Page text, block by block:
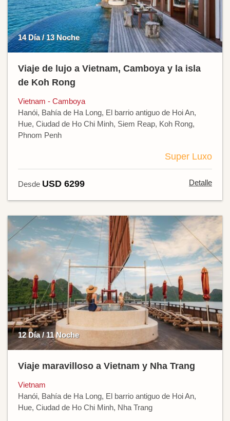
14 Día / 13 Noche
Viaje de lujo a Vietnam, Camboya y la isla
de Koh Rong
Vietnam - Camboya
Hanói, Bahía de Ha Long, El barrio antiguo de Hoi An,
Hue, Ciudad de Ho Chi Minh, Siem Reap, Koh Rong,
Phnom Penh
Super Luxo
Desde USD 6299 Detalle
12 Día / 11 Noche
Viaje maravilloso a Vietnam y Nha Trang
Vietnam
Hanói, Bahía de Ha Long, El barrio antiguo de Hoi An,
Hue, Ciudad de Ho Chi Minh, Nha Trang